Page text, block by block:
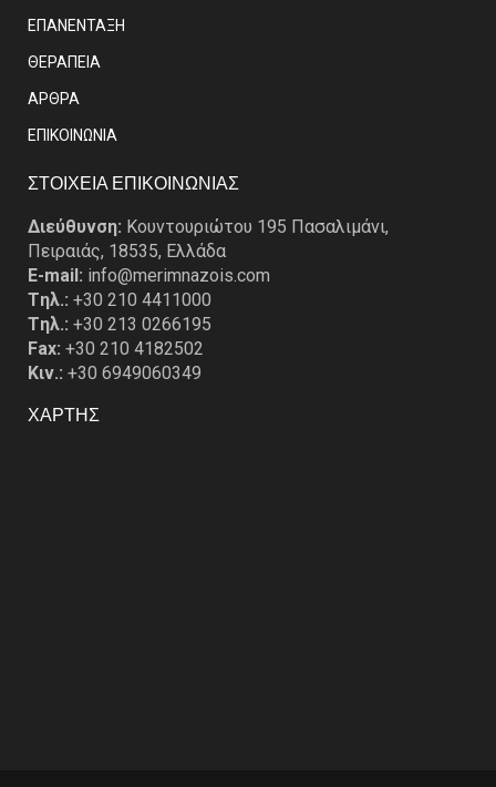
ΕΠΑΝΕΝΤΑΞΗ
ΘΕΡΑΠΕΙΑ
ΑΡΘΡΑ
EΠΙΚΟΙΝΩΝΙΑ
ΣΤΟΙΧΕΙΑ ΕΠΙΚΟΙΝΩΝΙΑΣ
Διεύθυνση: Κουντουριώτου 195 Πασαλιμάνι,
Πειραιάς, 18535, Ελλάδα
E-mail: info@merimnazois.com
Tηλ.: +30 210 4411000
Tηλ.: +30 213 0266195
Fax: +30 210 4182502
Κιν.: +30 6949060349
ΧΑΡΤΗΣ